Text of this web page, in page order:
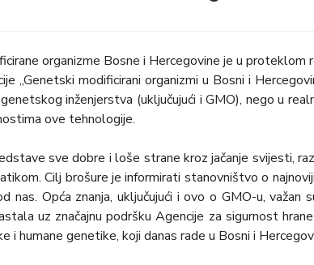
organizme Bosne i Hercegovine je u proteklom
„Genetski modificirani organizmi u Bosni i
inženjerstva (uključujući i GMO), nego u
ove tehnologije.
sve dobre i loše strane kroz jačanje svijesti,
Cilj brošure je informirati stanovništvo o
nas. Opća znanja, uključujući i ovo o GMO-u, važan
uz značajnu podršku Agencije za sigurnost
i humane genetike, koji danas rade u Bosni i